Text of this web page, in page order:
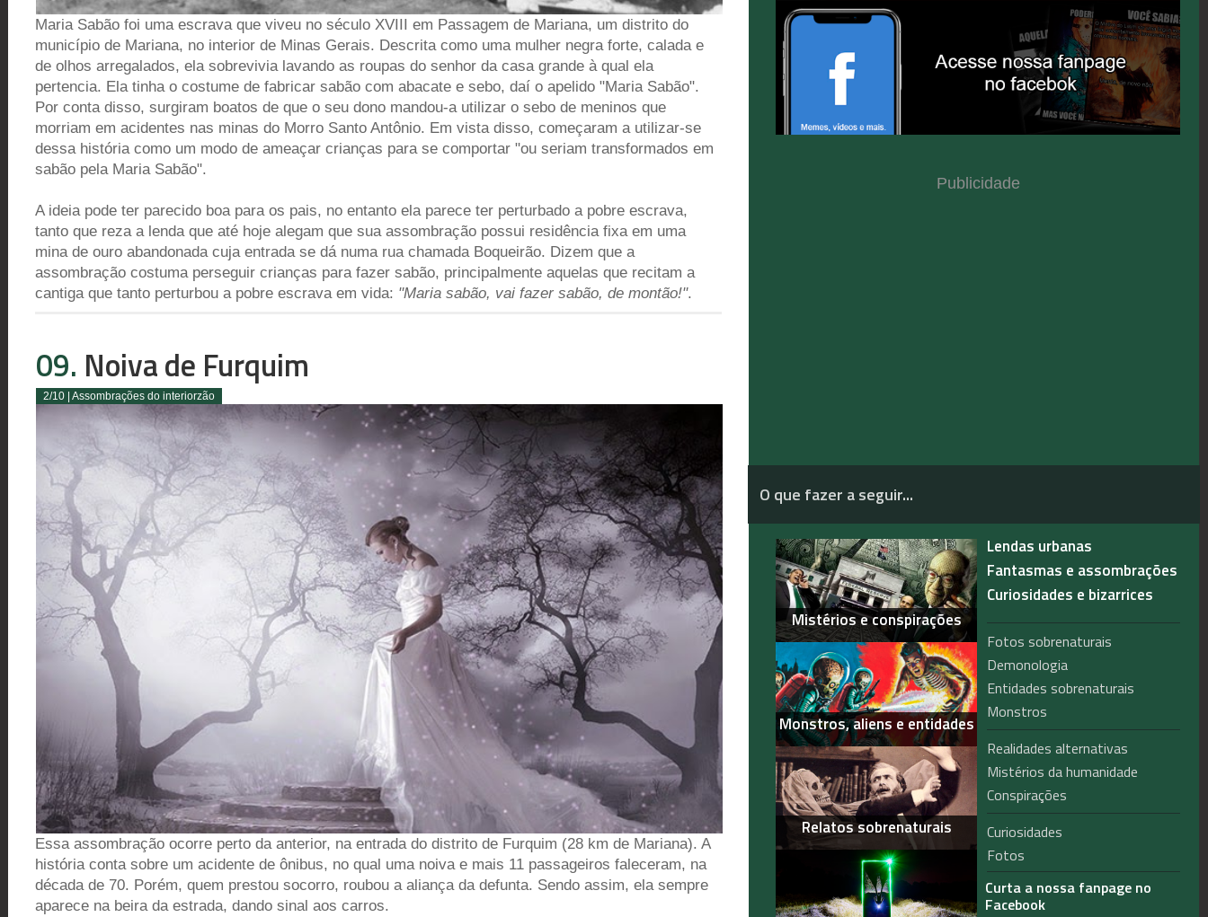
Maria Sabão foi uma escrava que viveu no século XVIII em Passagem de Mariana, um distrito do
município de Mariana, no interior de Minas Gerais. Descrita como uma mulher negra forte, calada e
de olhos arregalados, ela sobrevivia lavando as roupas do senhor da casa grande à qual ela
pertencia. Ela tinha o costume de fabricar sabão com abacate e sebo, daí o apelido "Maria Sabão".
Por conta disso, surgiram boatos de que o seu dono mandou-a utilizar o sebo de meninos que
morriam em acidentes nas minas do Morro Santo Antônio. Em vista disso, começaram a utilizar-se
dessa história como um modo de ameaçar crianças para se comportar "ou seriam transformados em
sabão pela Maria Sabão".
A ideia pode ter parecido boa para os pais, no entanto ela parece ter perturbado a pobre escrava,
tanto que reza a lenda que até hoje alegam que sua assombração possui residência fixa em uma
mina de ouro abandonada cuja entrada se dá numa rua chamada Boqueirão. Dizem que a
assombração costuma perseguir crianças para fazer sabão, principalmente aquelas que recitam a
cantiga que tanto perturbou a pobre escrava em vida: "Maria sabão, vai fazer sabão, de montão!".
09. Noiva de Furquim
2/10 | Assombrações do interiorzão
Essa assombração ocorre perto da anterior, na entrada do distrito de Furquim (28 km de Mariana). A
história conta sobre um acidente de ônibus, no qual uma noiva e mais 11 passageiros faleceram, na
década de 70. Porém, quem prestou socorro, roubou a aliança da defunta. Sendo assim, ela sempre
aparece na beira da estrada, dando sinal aos carros.
Publicidade
O que fazer a seguir...
Mistérios e conspirações
Monstros, aliens e entidades
Relatos sobrenaturais
Lendas urbanas
Fantasmas e assombrações
Curiosidades e bizarrices
Fotos sobrenaturais
Demonologia
Entidades sobrenaturais
Monstros
Realidades alternativas
Mistérios da humanidade
Conspirações
Curiosidades
Fotos
Curta a nossa fanpage no
Facebook